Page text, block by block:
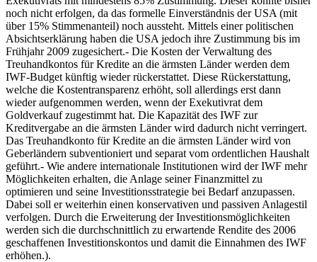
noch nicht erfolgen, da das formelle Einverständnis der USA (mit
über 15% Stimmenanteil) noch aussteht. Mittels einer politischen
Absichtserklärung haben die USA jedoch ihre Zustimmung bis im
Frühjahr 2009 zugesichert.- Die Kosten der Verwaltung des
Treuhandkontos für Kredite an die ärmsten Länder werden dem
IWF-Budget künftig wieder rückerstattet. Diese Rückerstattung,
welche die Kostentransparenz erhöht, soll allerdings erst dann
wieder aufgenommen werden, wenn der Exekutivrat dem
Goldverkauf zugestimmt hat. Die Kapazität des IWF zur
Kreditvergabe an die ärmsten Länder wird dadurch nicht verringert.
Das Treuhandkonto für Kredite an die ärmsten Länder wird von
Geberländern subventioniert und separat vom ordentlichen Haushalt
geführt.- Wie andere internationale Institutionen wird der IWF mehr
Möglichkeiten erhalten, die Anlage seiner Finanzmittel zu
optimieren und seine Investitionsstrategie bei Bedarf anzupassen.
Dabei soll er weiterhin einen konservativen und passiven Anlagestil
verfolgen. Durch die Erweiterung der Investitionsmöglichkeiten
werden sich die durchschnittlich zu erwartende Rendite des 2006
geschaffenen Investitionskontos und damit die Einnahmen des IWF
erhöhen.).